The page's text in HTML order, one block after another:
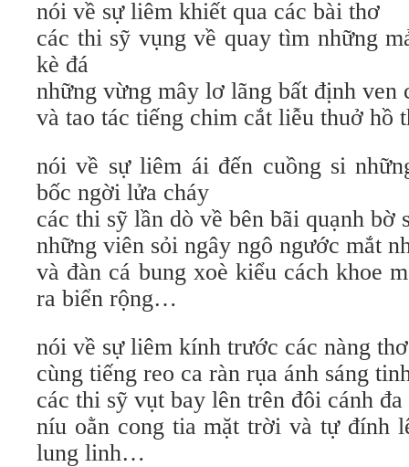
nói về sự liêm khiết qua các bài thơ
các thi sỹ vụng về quay tìm những
kè đá
những vừng mây lơ lãng bất định ven
và tao tác tiếng chim cắt liễu thuở
nói về sự liêm ái đến cuồng si
bốc ngời lửa cháy
các thi sỹ lần dò về bên bãi quạnh bờ
những viên sỏi ngây ngô ngước mắt
và đàn cá bung xoè kiểu cách khoe
ra biển rộng…
nói về sự liêm kính trước các nàng thơ
cùng tiếng reo ca ràn rụa ánh sáng
các thi sỹ vụt bay lên trên đôi cánh
níu oằn cong tia mặt trời và tự đính
lung linh…